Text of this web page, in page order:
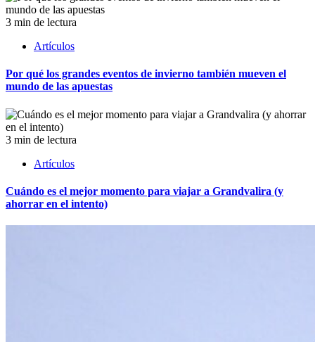
3 min de lectura
Artículos
Por qué los grandes eventos de invierno también mueven el
mundo de las apuestas
3 min de lectura
Artículos
Cuándo es el mejor momento para viajar a Grandvalira (y
ahorrar en el intento)